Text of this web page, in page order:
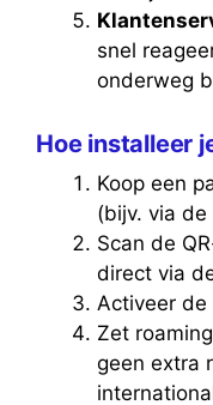
snel
onderweg
Hoe installeer
Koop een
(bijv. via
Scan de
direct via
Activeer de
Zet
geen extra